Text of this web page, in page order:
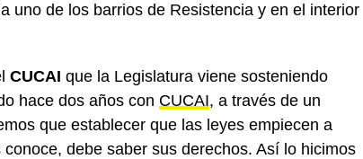
uno de los barrios de Resistencia y en el interior
CUCAI que la Legislatura viene sosteniendo
hace dos años con CUCAI, a través de un
que establecer que las leyes empiecen a
debe saber sus derechos. Así lo hicimos